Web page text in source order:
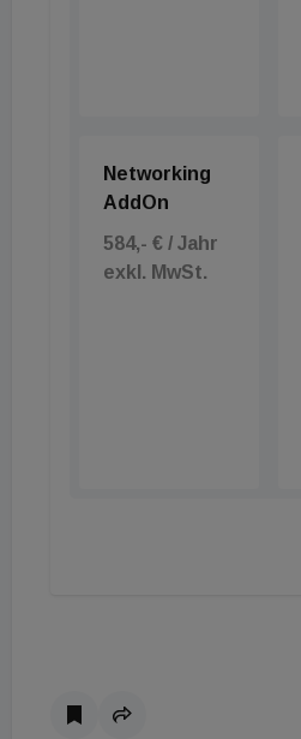
Networking
AddOn
584,- € / Jahr
exkl. MwSt.